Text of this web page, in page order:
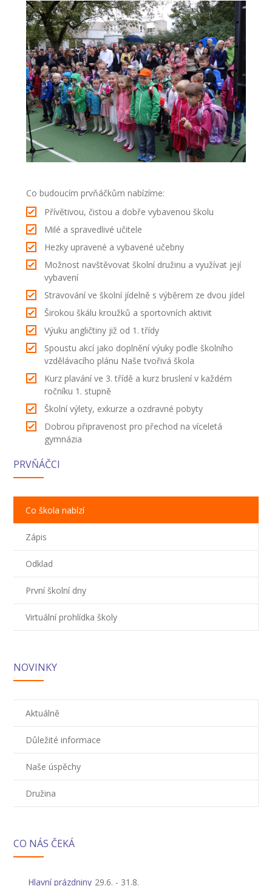
-- Provozní řád školní jídelny
-- Fotogalerie
Pro rodiče
-- Zájmová činnost – nabízené kroužky
-- Školská rada
-- Spolek rodičů
-- Přijímací řízení na SŠ
-- Ke stažení
-- Důležité informace
Novinky
GDPR
Co budoucím prvňáčkům nabízíme:
Přívětivou, čistou a dobře vybavenou školu
Milé a spravedlivé učitele
Hezky upravené a vybavené učebny
Možnost navštěvovat školní družinu a využívat její
vybavení
Stravování ve školní jídelně s výběrem ze dvou jídel
Širokou škálu kroužků a sportovních aktivit
Výuku angličtiny již od 1. třídy
Spoustu akcí jako doplnění výuky podle školního
vzdělávacího plánu Naše tvořivá škola
Kurz plavání ve 3. třídě a kurz bruslení v každém
ročníku 1. stupně
Školní výlety, exkurze a ozdravné pobyty
Dobrou připravenost pro přechod na víceletá
gymnázia
PRVŇÁČCI
Co škola nabízí
Zápis
Odklad
První školní dny
Virtuální prohlídka školy
NOVINKY
Aktuálně
Důležité informace
Naše úspěchy
Družina
CO NÁS ČEKÁ
Hlavní prázdniny 29.6. - 31.8.